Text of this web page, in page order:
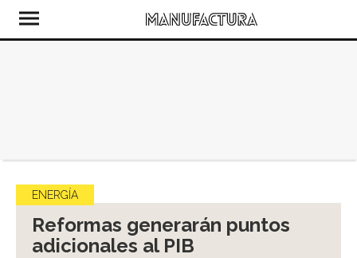
ENERGÍA
Reformas generarán puntos
adicionales al PIB